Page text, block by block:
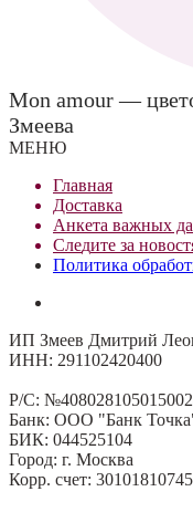
Mon amour —
Змеева
МЕНЮ
Главная
Доставка
Анкета важных
Следите за
Политика
ИП Змеев Дмитрий
ИНН: 291102420400
Р/С:
Банк: ООО "Банк
БИК: 044525104
Город: г. Москва
Корр. счет: